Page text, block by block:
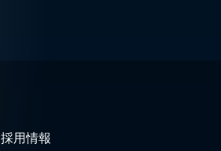
採用情報